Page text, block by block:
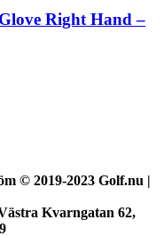
Right Hand –
© 2019-2023 Golf.nu |
Kvarngatan 62,